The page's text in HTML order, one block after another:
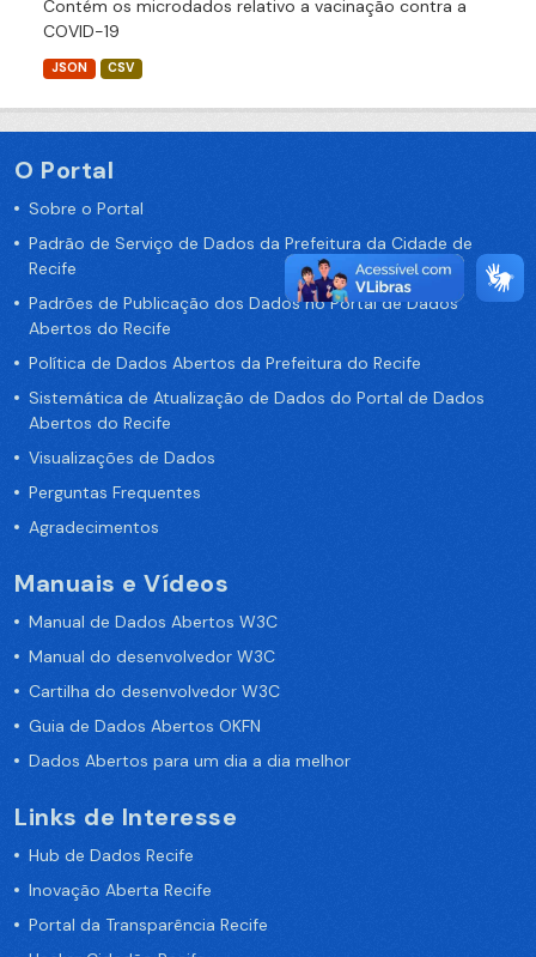
Contém os microdados relativo a vacinação contra a
COVID-19
JSON CSV
O Portal
Sobre o Portal
Padrão de Serviço de Dados da Prefeitura da Cidade de
Recife
Padrões de Publicação dos Dados no Portal de Dados
Abertos do Recife
Política de Dados Abertos da Prefeitura do Recife
Sistemática de Atualização de Dados do Portal de Dados
Abertos do Recife
Visualizações de Dados
Perguntas Frequentes
Agradecimentos
Manuais e Vídeos
Manual de Dados Abertos W3C
Manual do desenvolvedor W3C
Cartilha do desenvolvedor W3C
Guia de Dados Abertos OKFN
Dados Abertos para um dia a dia melhor
Links de Interesse
Hub de Dados Recife
Inovação Aberta Recife
Portal da Transparência Recife